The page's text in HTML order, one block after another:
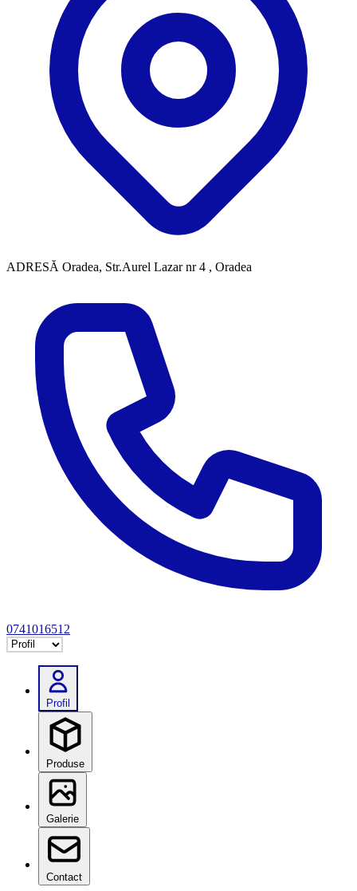
ADRESĂ Oradea, Str.Aurel Lazar nr 4 , Oradea
0741016512
Selectează tab
Profil
Produse
Galerie
Contact